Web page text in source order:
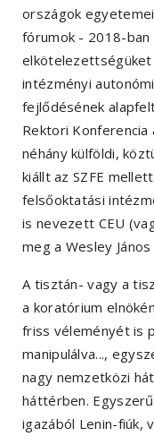
országok
fórumok - 2018-
elkötelezettségüket
intézményi
fejlődésének
Rektori Konferencia
néhány külföldi,
kiállt az SZFE
felsőoktatási
is nevezett CEU
meg a Wesley
A tisztán- vagy a
a koratórium
friss véleményét is
manipulálva...,
nagy nemzetközi
háttérben.
igazából Lenin-fiúk,